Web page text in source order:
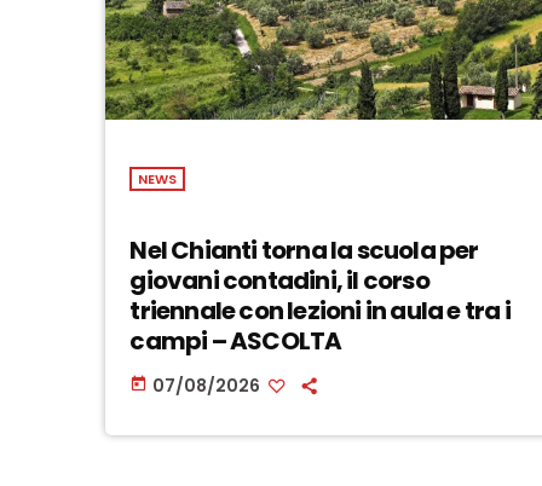
NEWS
Nel Chianti torna la scuola per
giovani contadini, il corso
triennale con lezioni in aula e tra i
campi – ASCOLTA
today 07/08/2026